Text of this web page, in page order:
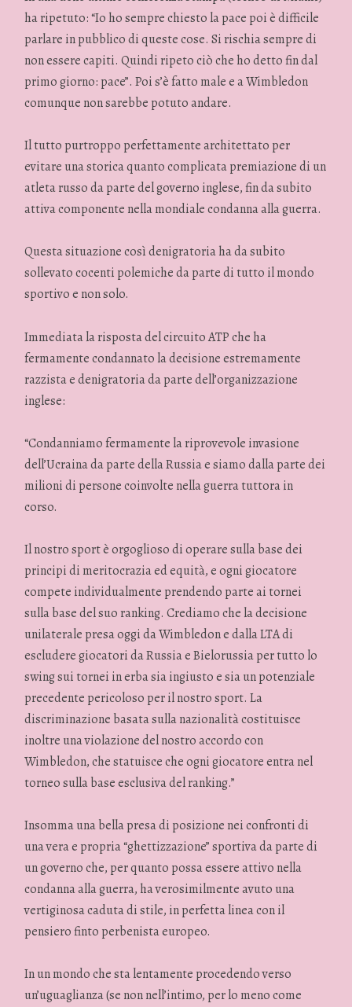
ha ripetuto: “Io ho sempre chiesto la pace poi è difficile
parlare in pubblico di queste cose. Si rischia sempre di
non essere capiti. Quindi ripeto ciò che ho detto fin dal
primo giorno: pace”. Poi s’è fatto male e a Wimbledon
comunque non sarebbe potuto andare.
Il tutto purtroppo perfettamente architettato per
evitare una storica quanto complicata premiazione di un
atleta russo da parte del governo inglese, fin da subito
attiva componente nella mondiale condanna alla guerra.
Questa situazione così denigratoria ha da subito
sollevato cocenti polemiche da parte di tutto il mondo
sportivo e non solo.
Immediata la risposta del circuito ATP che ha
fermamente condannato la decisione estremamente
razzista e denigratoria da parte dell’organizzazione
inglese:
“Condanniamo fermamente la riprovevole invasione
dell’Ucraina da parte della Russia e siamo dalla parte dei
milioni di persone coinvolte nella guerra tuttora in
corso.
Il nostro sport è orgoglioso di operare sulla base dei
principi di meritocrazia ed equità, e ogni giocatore
compete individualmente prendendo parte ai tornei
sulla base del suo ranking. Crediamo che la decisione
unilaterale presa oggi da Wimbledon e dalla LTA di
escludere giocatori da Russia e Bielorussia per tutto lo
swing sui tornei in erba sia ingiusto e sia un potenziale
precedente pericoloso per il nostro sport. La
discriminazione basata sulla nazionalità costituisce
inoltre una violazione del nostro accordo con
Wimbledon, che statuisce che ogni giocatore entra nel
torneo sulla base esclusiva del ranking.”
Insomma una bella presa di posizione nei confronti di
una vera e propria “ghettizzazione” sportiva da parte di
un governo che, per quanto possa essere attivo nella
condanna alla guerra, ha verosimilmente avuto una
vertiginosa caduta di stile, in perfetta linea con il
pensiero finto perbenista europeo.
In un mondo che sta lentamente procedendo verso
un’uguaglianza (se non nell’intimo, per lo meno come